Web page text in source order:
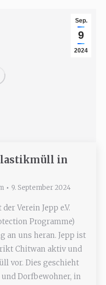
Sep.
9
2024
in
9. September 2024
Verein Jepp e.V.
Programme)
an uns heran. Jepp ist
Chitwan aktiv und
vor. Dies geschieht
Dorfbewohner, in